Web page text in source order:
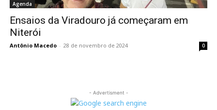
Agenda
Ensaios da Viradouro já começaram em
Niterói
Antônio Macedo - 28 de novembro de 2024 0
- Advertisment -